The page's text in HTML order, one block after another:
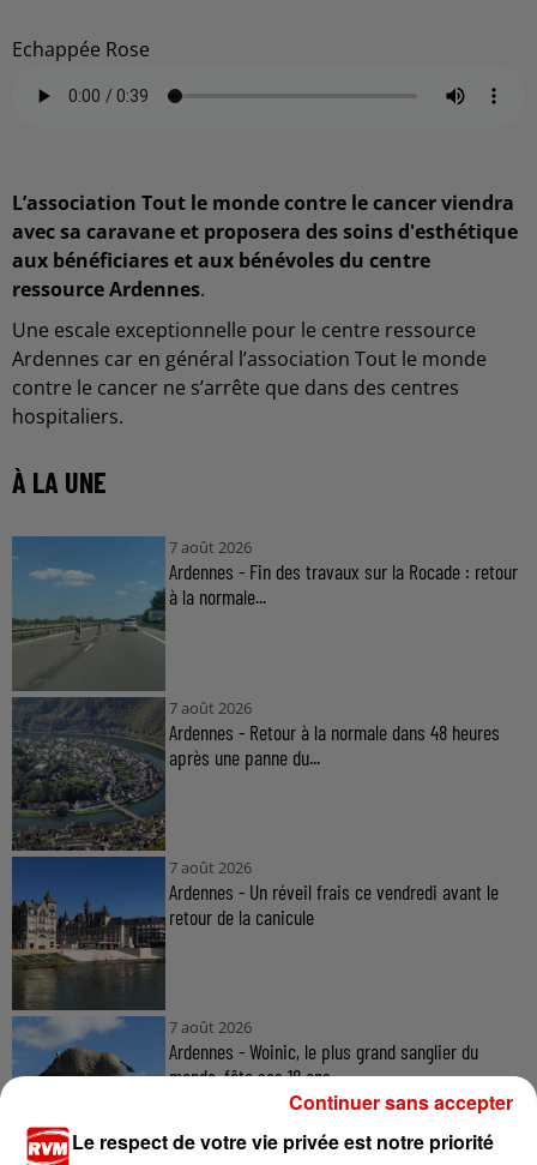
Echappée Rose
L’association Tout le monde contre le cancer viendra
avec sa caravane et proposera des soins d'esthétique
aux bénéficiares et aux bénévoles du centre
ressource Ardennes.
Une escale exceptionnelle pour le centre ressource
Ardennes car en général l’association Tout le monde
contre le cancer ne s’arrête que dans des centres
hospitaliers.
À LA UNE
7 août 2026
Ardennes - Fin des travaux sur la Rocade : retour
à la normale...
7 août 2026
Ardennes - Retour à la normale dans 48 heures
après une panne du...
7 août 2026
Ardennes - Un réveil frais ce vendredi avant le
retour de la canicule
7 août 2026
Ardennes - Woinic, le plus grand sanglier du
monde, fête ses 18 ans
Le respect de votre vie privée est notre priorité
Continuer sans accepter